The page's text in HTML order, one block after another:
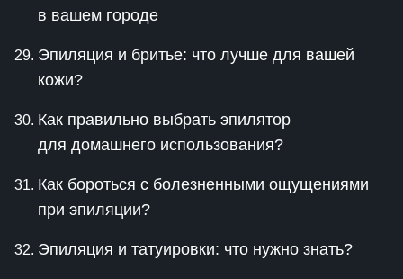
в вашем городе
Эпиляция и бритье: что лучше для вашей
кожи?
Как правильно выбрать эпилятор
для домашнего использования?
Как бороться с болезненными ощущениями
при эпиляции?
Эпиляция и татуировки: что нужно знать?